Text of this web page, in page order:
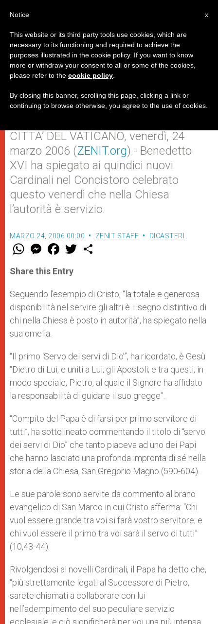
Benedetto XVI spiega ai Cardinali
che nella Chiesa l’autorità è
servizio
CITTA’ DEL VATICANO, venerdì, 24
marzo 2006 (ZENIT.org).- Benedetto
XVI ha spiegato ai quindici nuovi
Cardinali nel Concistoro celebrato
questo venerdì che nella Chiesa
l’autorità è servizio.
MARZO 24, 2006 00:00 ZENIT STAFF DICASTERI
W
t
s
p
p
M
e
s
e
g
e
F
a
e
b
o
k
w
r
Share this Entry
Seguendo l’esempio di Cristo, “la totale e generosa
disponibilità nel servire gli altri è il segno distintivo di
chi nella Chiesa è posto in autorità”, ha spiegato nella
sua omelia.
“Il primo ‘Servo dei servi di Dio’”, ha ricordato, è Gesù.
“Dietro di Lui, e uniti a Lui, gli Apostoli; e tra questi, in
modo speciale, Pietro, al quale il Signore ha affidato
la responsabilità di guidare il suo gregge”.
“Compito del Papa è di farsi per primo servitore di
tutti”, ha sottolineato commentando il titolo di “servo
dei servi di Dio” che tanto piaceva ad uno dei Papi
che hanno lasciato una profonda impronta di sé nella
storia della Chiesa, San Gregorio Magno (590-604).
Le sue parole sono servite da commento al brano
evangelico di San Marco in cui Cristo afferma: “Chi
vuol essere grande tra voi si farà vostro servitore; e
chi vuol essere il primo tra voi sarà il servo di tutti”
(10,43-44).
Rivolgendosi ai novelli Cardinali, il Papa ha detto che,
“più strettamente legati al Successore di Pietro,
sarete chiamati a collaborare con lui
nell’adempimento del suo peculiare servizio
ecclesiale, e ciò significherà per voi una più intensa
x
Notice
This website or its third party tools use cookies, which are
necessary to its functioning and required to achieve the
purposes illustrated in the cookie policy. If you want to know
more or withdraw your consent to all or some of the cookies,
please refer to the cookie policy
By closing this banner, scrolling this page, clicking a link or
continuing to browse otherwise, you agree to the use of cookies.